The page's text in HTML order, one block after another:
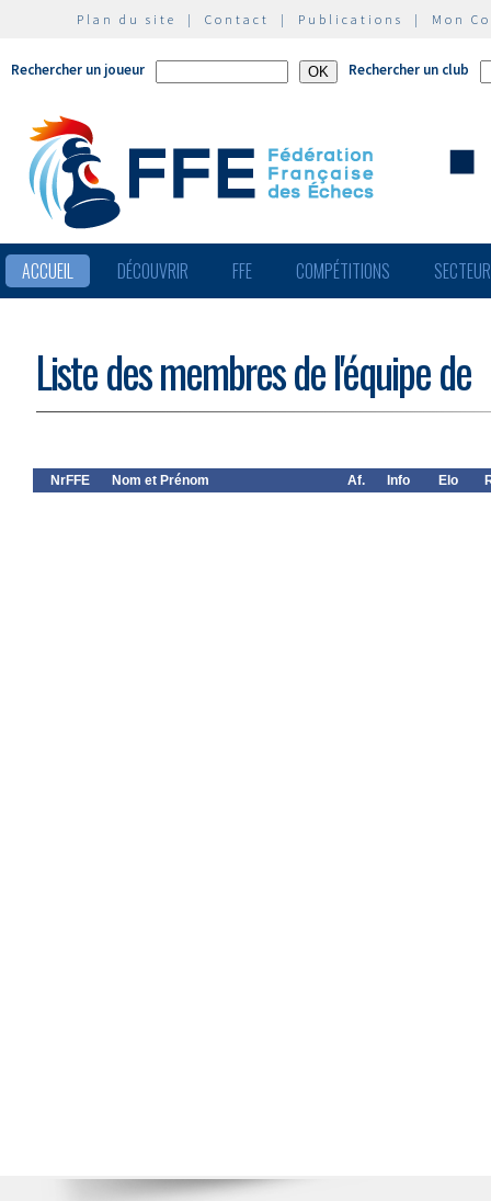
Plan du site | Contact | Publications | Mon
Rechercher un joueur Rechercher un club
ACCUEIL DÉCOUVRIR FFE COMPÉTITIONS
Liste des membres de l'équipe de
NrFFE Nom et Prénom Af. Info Elo